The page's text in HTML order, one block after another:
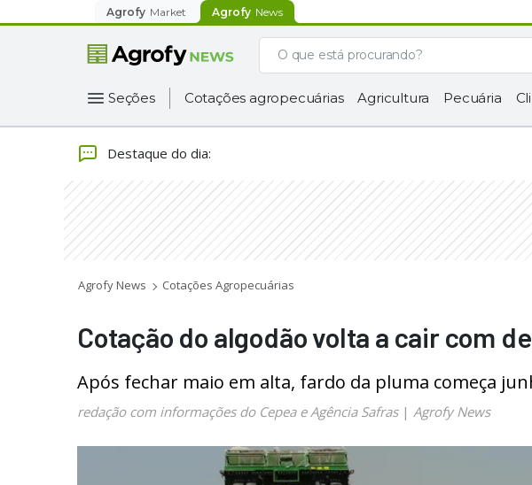
Agrofy Market Agrofy News
Seções Cotações agropecuárias Agricultura Pecuária
Destaque do dia:
Agrofy News Cotações Agropecuárias
Cotação do algodão volta a cair com
Após fechar maio em alta, fardo da pluma começa
redação com informações do Cepea e Agência Safras| Agrofy News